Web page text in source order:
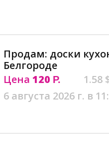
Продам: доски
Белгороде
Цена 120 Р.
1.58
6 августа 2026 г. в